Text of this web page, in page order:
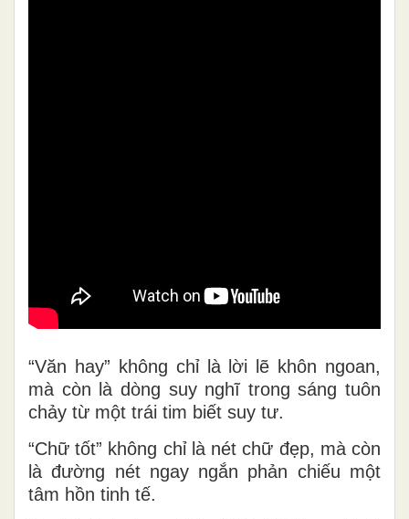
“Văn hay” không chỉ là lời lẽ khôn ngoan,
mà còn là dòng suy nghĩ trong sáng tuôn
chảy từ một trái tim biết suy tư.
“Chữ tốt” không chỉ là nét chữ đẹp, mà còn
là đường nét ngay ngắn phản chiếu một
tâm hồn tinh tế.